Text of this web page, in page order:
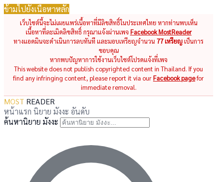
ข้ามไปยังเนื้อหาหลัก
เว็บไซต์นี้จะไม่เผยแพร่เนื้อหาที่มีลิขสิทธิ์ในประเทศไทย หากท่านพบเห็น
เนื้อหาที่ละเมิดลิขสิทธิ์ กรุณาแจ้งผ่านเพจ Facebook MostReader
ทางแอดมินจะดำเนินการลบทันที และมอบเหรียญจำนวน 77 เหรียญเป็นการ
ขอบคุณ
หากพบปัญหาการใช้งานเว็บไซต์โปรดแจ้งที่เพจ
This website does not publish copyrighted content in Thailand. If you
find any infringing content, please report it via ourFacebook pagefor
immediate removal.
MOST READER
หน้าแรก นิยาย มังงะ อันดับ
ค้นหานิยาย มังงะ